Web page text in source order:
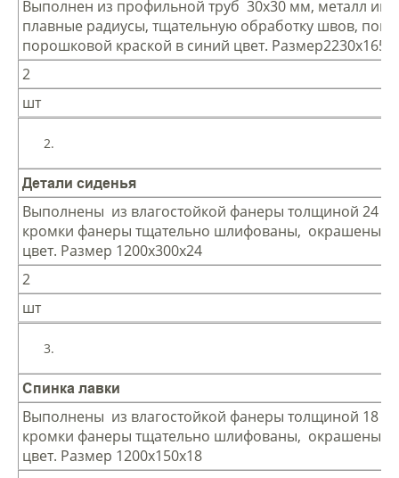
Выполнен из профильной труб 30х30 мм, металл
плавные радиусы, тщательную обработку швов,
порошковой краской в синий цвет.
2
шт
Детали сиденья
Выполнены из влагостойкой фанеры толщиной 24
кромки фанеры тщательно шлифованы, окрашены в
цвет. Размер 1200х300х24
2
шт
Спинка лавки
Выполнены из влагостойкой фанеры толщиной 18
кромки фанеры тщательно шлифованы, окрашены в
цвет. Размер 1200х150х18